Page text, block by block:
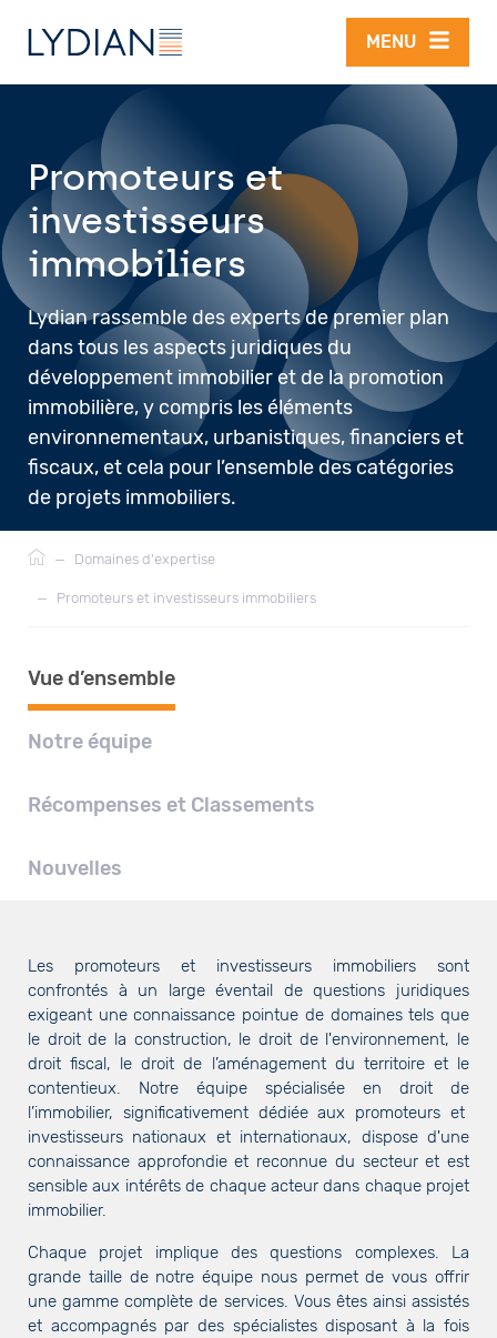
Aller au contenu principal
MENU
Fil
d'Ariane
— Domaines d'expertise
— Promoteurs et investisseurs immobiliers
Promoteurs et
investisseurs
immobiliers
Lydian rassemble des experts de premier plan
dans tous les aspects juridiques du
développement immobilier et de la promotion
immobilière, y compris les éléments
environnementaux, urbanistiques, financiers et
fiscaux, et cela pour l’ensemble des catégories
de projets immobiliers.
Vue d’ensemble
Notre équipe
Récompenses et Classements
Nouvelles
Les promoteurs et investisseurs immobiliers sont
confrontés à un large éventail de questions juridiques
exigeant une connaissance pointue de domaines tels que
le droit de la construction, le droit de l'environnement, le
droit fiscal, le droit de l’aménagement du territoire et le
contentieux. Notre équipe spécialisée en droit de
l’immobilier, significativement dédiée aux promoteurs et
investisseurs nationaux et internationaux, dispose d'une
connaissance approfondie et reconnue du secteur et est
sensible aux intérêts de chaque acteur dans chaque projet
immobilier.
Chaque projet implique des questions complexes. La
grande taille de notre équipe nous permet de vous offrir
une gamme complète de services. Vous êtes ainsi assistés
et accompagnés par des spécialistes disposant à la fois